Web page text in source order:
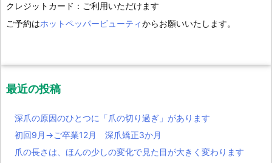
クレジットカード：ご利用いただけます
ご予約はホットペッパービューティからお願いいたします。
最近の投稿
深爪の原因のひとつに「爪の切り過ぎ」があります
初回9月→ご卒業12月 深爪矯正3か月
爪の長さは、ほんの少しの変化で見た目が大きく変わります